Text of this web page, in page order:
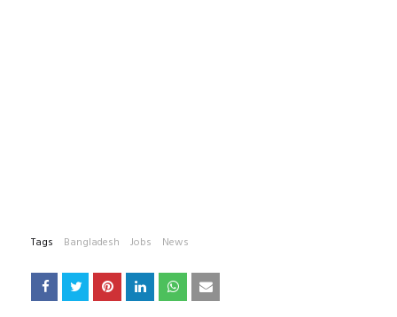
Tags Bangladesh Jobs News